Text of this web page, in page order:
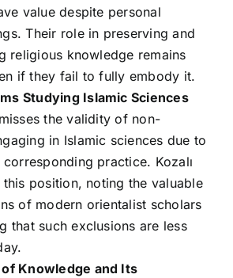
value despite personal
Their role in preserving and
religious knowledge remains
if they fail to fully embody it.
Studying Islamic Sciences
the validity of non-
in Islamic sciences due to
practice. Kozalı
this position, noting the valuable
of modern orientalist scholars
that such exclusions are less
Knowledge and Its